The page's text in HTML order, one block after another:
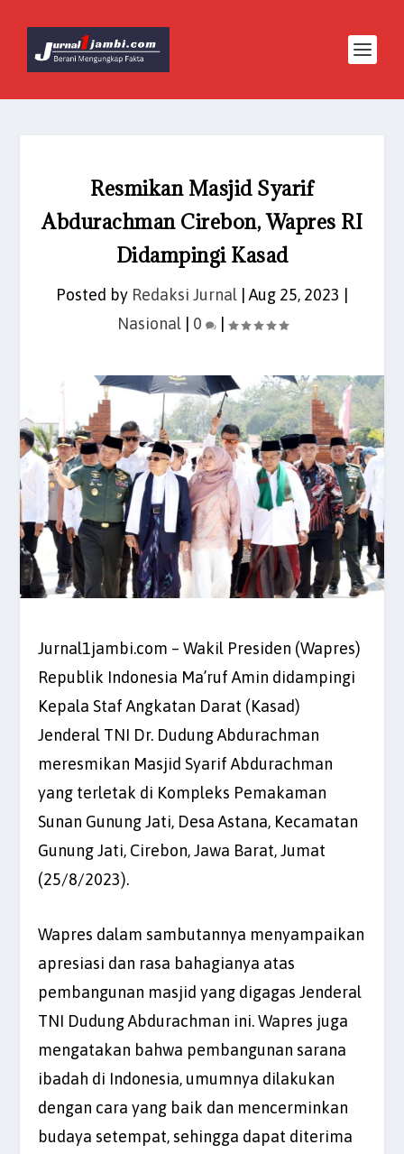
Resmikan Masjid Syarif
Abdurachman Cirebon, Wapres RI
Didampingi Kasad
Posted by Redaksi Jurnal Aug 25, 2023
Nasional| 0 |
Jurnal1jambi.com – Wakil Presiden (Wapres)
Republik Indonesia Ma’ruf Amin didampingi
Kepala Staf Angkatan Darat (Kasad)
Jenderal TNI Dr. Dudung Abdurachman
meresmikan Masjid Syarif Abdurachman
yang terletak di Kompleks Pemakaman
Sunan Gunung Jati, Desa Astana, Kecamatan
Gunung Jati, Cirebon, Jawa Barat, Jumat
(25/8/2023).
Wapres dalam sambutannya menyampaikan
apresiasi dan rasa bahagianya atas
pembangunan masjid yang digagas Jenderal
TNI Dudung Abdurachman ini. Wapres juga
mengatakan bahwa pembangunan sarana
ibadah di Indonesia, umumnya dilakukan
dengan cara yang baik dan mencerminkan
budaya setempat, sehingga dapat diterima